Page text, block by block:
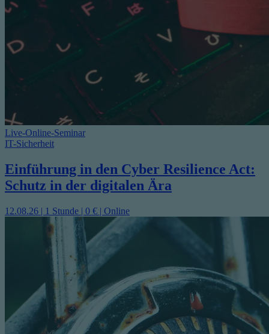
Live-Online-Seminar
IT-Sicherheit
Einführung in den Cyber Resilience Act:
Schutz in der digitalen Ära
12.08.26 | 1 Stunde | 0 € | Online